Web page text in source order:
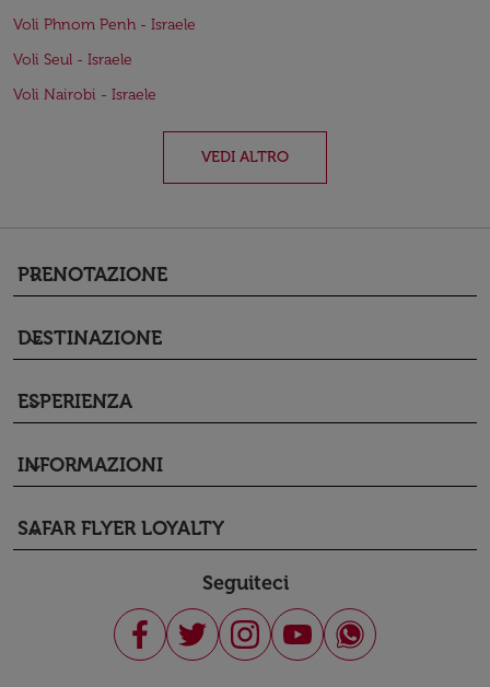
Voli Phnom Penh - Israele
Voli Seul - Israele
Voli Nairobi - Israele
VEDI ALTRO
PRENOTAZIONE
keyboard_arrow_down
DESTINAZIONE
keyboard_arrow_down
ESPERIENZA
keyboard_arrow_down
INFORMAZIONI
keyboard_arrow_down
SAFAR FLYER LOYALTY
keyboard_arrow_down
Seguiteci